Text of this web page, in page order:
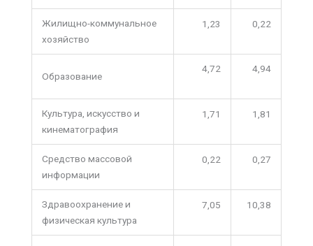
Жилищно-коммунальное
хозяйство
1,23 0,22
Образование
4,72 4,94
Культура, искусство и
кинематография
1,71 1,81
Средство массовой
информации
0,22 0,27
Здравоохранение и
физическая культура
7,05 10,38